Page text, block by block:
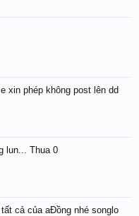
xin phép không post lên dd
lun... Thua 0
cả của aĐồng nhé songlo